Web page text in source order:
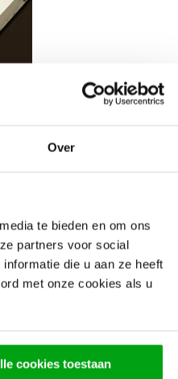
Over
te bieden en om ons
partners voor social
die u aan ze heeft
met onze cookies als u
cookies toestaan
van jouw